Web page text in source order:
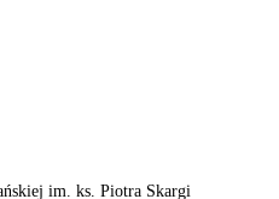
im. ks. Piotra Skargi